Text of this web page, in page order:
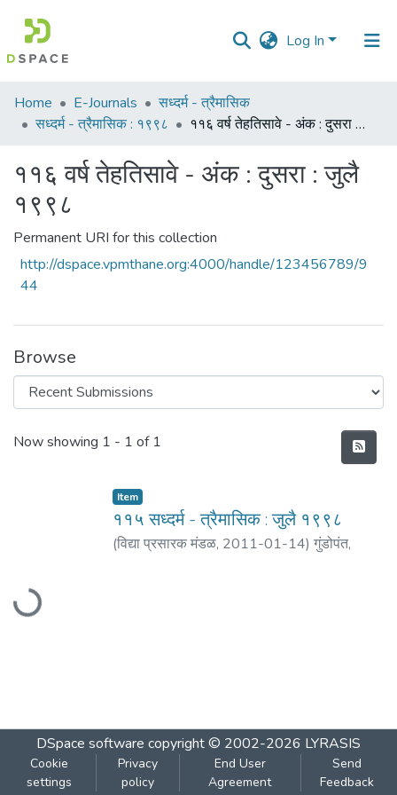
Log In
Communities
&
All of DSpace
Home E-Journals
सध्दर्म - त्रैमासिक
सध्दर्म - त्रैमासिक : १९९८
११६ वर्ष तेहतिसावे - अंक : दुसरा : जुलै १९९८
११६ वर्ष तेहतिसावे - अंक : दुसरा : जुलै
१९९८
Permanent URI for this collection
http://dspace.vpmthane.org:4000/handle/123456789/9
44
Browse
Recent Submissions
Now showing 1 - 1 of 1
Loading...
Item
११५ सध्दर्म - त्रैमासिक : जुलै १९९८
(विद्या प्रसारक मंडळ, 2011-01-14) गुंडोपंत,
DSpace software copyright © 2002-2026 LYRASIS
Cookie
settings
Privacy
policy
End User
Agreement
Send
Feedback